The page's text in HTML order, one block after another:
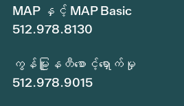
MAP နှင့် MAP Basic
512.978.8130
ကွန်မြူနတီစောင့်ရှောက်မှု
512.978.9015